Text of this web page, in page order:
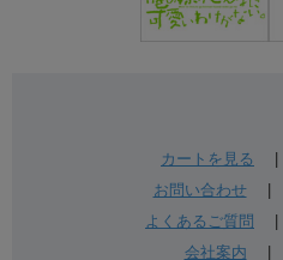
カートを見る
お問い合わせ|
よくあるご質問
会社案内